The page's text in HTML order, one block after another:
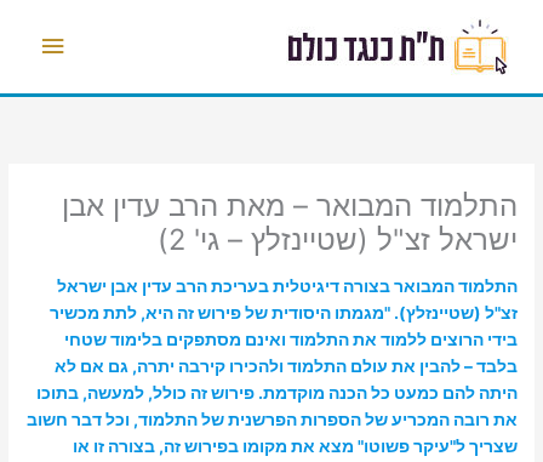
לתוכן
ראשי
התלמוד המבואר – מאת הרב עדין אבן
ישראל זצ"ל (שטיינזלץ – גי' 2)
התלמוד המבואר בצורה דיגיטלית בעריכת הרב עדין אבן ישראל
זצ"ל (שטיינזלץ). "מגמתו היסודית של פירוש זה היא, לתת מכשיר
בידי הרוצים ללמוד את התלמוד ואינם מסתפקים בלימוד שטחי
בלבד – להבין את עולם התלמוד ולהכירו קירבה יתרה, גם אם לא
היתה להם כמעט כל הכנה מוקדמת. פירוש זה כולל, למעשה, בתוכו
את רובה המכריע של הספרות הפרשנית של התלמוד, וכל דבר חשוב
שצריך ל"עיקר פשוטו" מצא את מקומו בפירוש זה, בצורה זו או